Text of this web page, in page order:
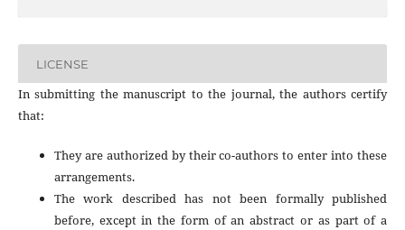
LICENSE
In submitting the manuscript to the journal, the authors certify
that:
They are authorized by their co-authors to enter into these
arrangements.
The work described has not been formally published
before, except in the form of an abstract or as part of a